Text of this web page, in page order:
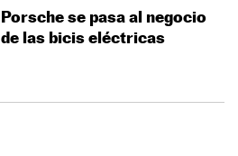
Porsche se pasa al negocio
de las bicis eléctricas